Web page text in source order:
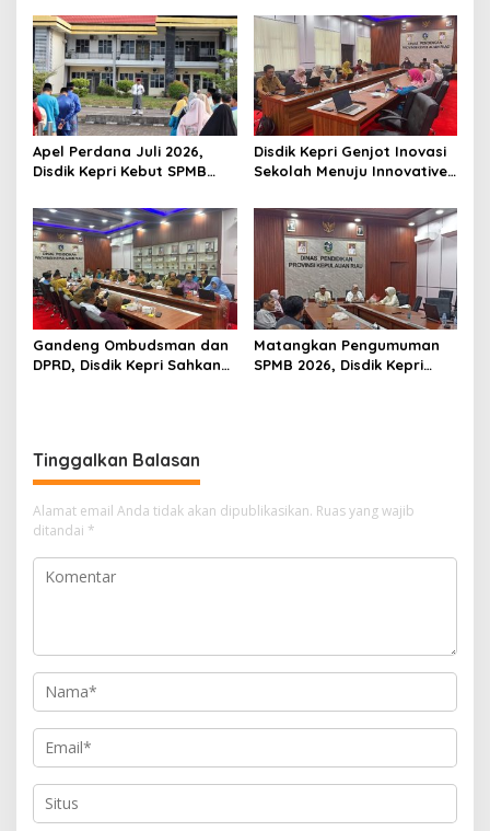
H, Ajak Masyarakat Terus
Hidupkan Syiar Islam
Nasional RANA
Apel Perdana Juli 2026,
Disdik Kepri Kebut SPMB
Disdik Kepri Genjot Inovasi
Sekolah Menuju Innovative
Gandeng Ombudsman dan
DPRD, Disdik Kepri Sahkan
Matangkan Pengumuman
SPMB 2026, Disdik Kepri
Tinggalkan Balasan
Alamat email Anda tidak akan dipublikasikan. Ruas yang wajib
ditandai *